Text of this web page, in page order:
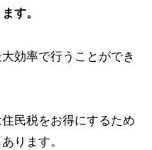
す。
効率で行うことができ
民税をお得にするため
ります。